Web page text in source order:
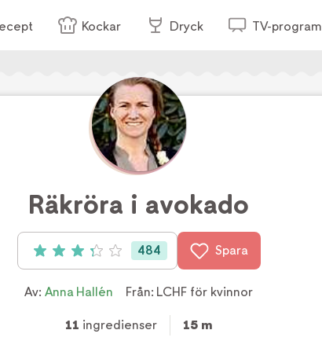
Kockar Dryck TV-program
Räkröra i avokado
Betyg: 3.3 av 5 (484 röster)
484 Spara
Av: Anna Hallén Från: LCHF för kvinnor
11 ingredienser 15 m